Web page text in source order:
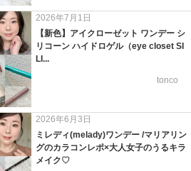
2026年7月1日
【新色】アイクローゼット ワンデー シ
リコーン ハイドロゲル（eye closet SI
LI...
tonco
2026年6月3日
ミレディ(melady)ワンデー /マリアリン
グのカラコンレポ×大人女子のうるキラ
メイク♡